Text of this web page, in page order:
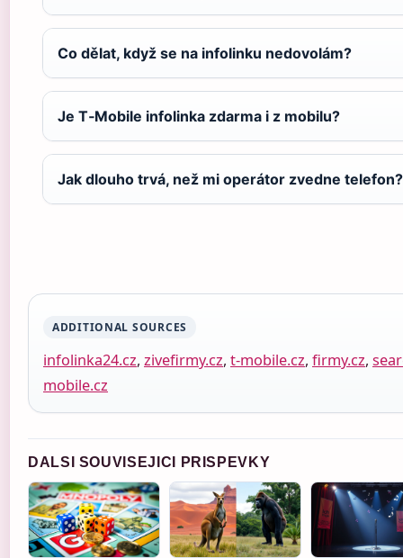
Co dělat, když se na infolinku nedovolám?
Je T‑Mobile infolinka zdarma i z mobilu?
Jak dlouho trvá, než mi operátor zvedne telefon?
ADDITIONAL SOURCES
infolinka24.cz, zivefirmy.cz, t-mobile.cz, firmy.cz,
mobile.cz
DALSI SOUVISEJICI PRISPEVKY